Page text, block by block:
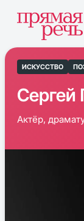
ИСКУССТВО
Сергей
Актёр,